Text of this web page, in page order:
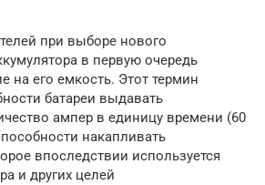
при выборе нового
в первую очередь
на его емкость. Этот термин
батареи выдавать
ампер в единицу времени (60
накапливать
впоследствии используется
и других целей